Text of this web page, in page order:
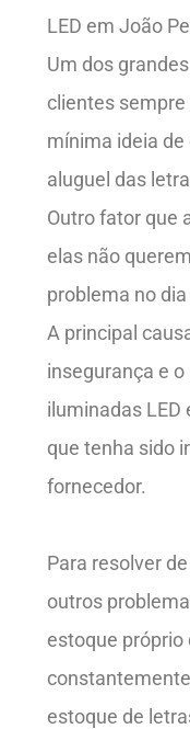
LED em João
Um dos
clientes
mínima ideia
aluguel das
Outro fator que
elas não
problema no
A principal
insegurança e
iluminadas LED
que tenha sido
fornecedor.
Para resolver
outros
estoque próprio
estoque de